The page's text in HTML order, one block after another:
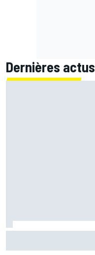
Dernières actus